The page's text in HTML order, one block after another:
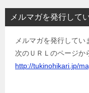
メルマガを発行して
メルマガを発行してい
次のＵＲＬのページか
http://tukinohikari.jp/